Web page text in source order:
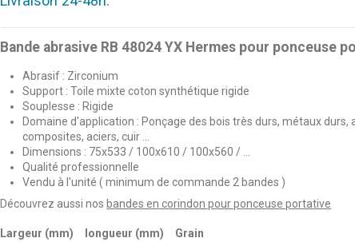
Bande abrasive RB 48024 YX Hermes pour ponceuse
Abrasif : Zirconium
Support : Toile mixte coton synthétique rigide
Souplesse : Rigide
Domaine d'application : Ponçage des bois très durs, métaux durs,
composites, aciers, cuir ...
Dimensions : 75x533 / 100x610 / 100x560 / ...
Qualité professionnelle
Vendu à l'unité ( minimum de commande 2 bandes )
Découvrez aussi nos bandes en corindon pour ponceuse portative
Largeur (mm) longueur (mm) Grain